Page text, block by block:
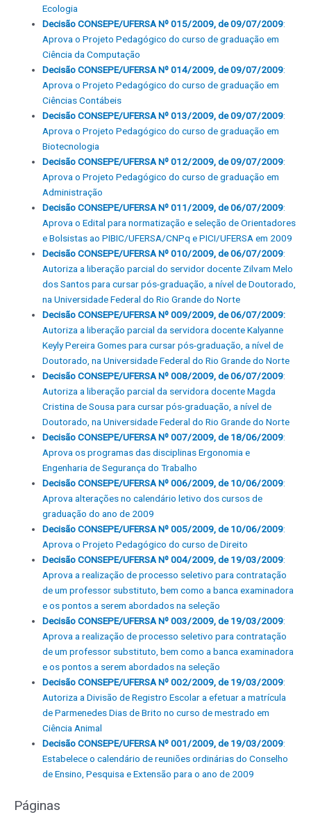
Ecologia
Decisão CONSEPE/UFERSA Nº 015/2009, de 09/07/2009:
Aprova o Projeto Pedagógico do curso de graduação em
Ciência da Computação
Decisão CONSEPE/UFERSA Nº 014/2009, de 09/07/2009:
Aprova o Projeto Pedagógico do curso de graduação em
Ciências Contábeis
Decisão CONSEPE/UFERSA Nº 013/2009, de 09/07/2009:
Aprova o Projeto Pedagógico do curso de graduação em
Biotecnologia
Decisão CONSEPE/UFERSA Nº 012/2009, de 09/07/2009:
Aprova o Projeto Pedagógico do curso de graduação em
Administração
Decisão CONSEPE/UFERSA Nº 011/2009, de 06/07/2009:
Aprova o Edital para normatização e seleção de Orientadores
e Bolsistas ao PIBIC/UFERSA/CNPq e PICI/UFERSA em 2009
Decisão CONSEPE/UFERSA Nº 010/2009, de 06/07/2009:
Autoriza a liberação parcial do servidor docente Zilvam Melo
dos Santos para cursar pós-graduação, a nível de Doutorado,
na Universidade Federal do Rio Grande do Norte
Decisão CONSEPE/UFERSA Nº 009/2009, de 06/07/2009:
Autoriza a liberação parcial da servidora docente Kalyanne
Keyly Pereira Gomes para cursar pós-graduação, a nível de
Doutorado, na Universidade Federal do Rio Grande do Norte
Decisão CONSEPE/UFERSA Nº 008/2009, de 06/07/2009:
Autoriza a liberação parcial da servidora docente Magda
Cristina de Sousa para cursar pós-graduação, a nível de
Doutorado, na Universidade Federal do Rio Grande do Norte
Decisão CONSEPE/UFERSA Nº 007/2009, de 18/06/2009:
Aprova os programas das disciplinas Ergonomia e
Engenharia de Segurança do Trabalho
Decisão CONSEPE/UFERSA Nº 006/2009, de 10/06/2009:
Aprova alterações no calendário letivo dos cursos de
graduação do ano de 2009
Decisão CONSEPE/UFERSA Nº 005/2009, de 10/06/2009:
Aprova o Projeto Pedagógico do curso de Direito
Decisão CONSEPE/UFERSA Nº 004/2009, de 19/03/2009:
Aprova a realização de processo seletivo para contratação
de um professor substituto, bem como a banca examinadora
e os pontos a serem abordados na seleção
Decisão CONSEPE/UFERSA Nº 003/2009, de 19/03/2009:
Aprova a realização de processo seletivo para contratação
de um professor substituto, bem como a banca examinadora
e os pontos a serem abordados na seleção
Decisão CONSEPE/UFERSA Nº 002/2009, de 19/03/2009:
Autoriza a Divisão de Registro Escolar a efetuar a matrícula
de Parmenedes Dias de Brito no curso de mestrado em
Ciência Animal
Decisão CONSEPE/UFERSA Nº 001/2009, de 19/03/2009:
Estabelece o calendário de reuniões ordinárias do Conselho
de Ensino, Pesquisa e Extensão para o ano de 2009
Páginas